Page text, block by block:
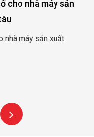
thủy lợi Rào Nam –
lợi Rào Nam – Quảng